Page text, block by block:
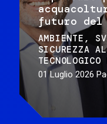
futuro del
AMBIENTE
SICUREZZA
01 Luglio 2026